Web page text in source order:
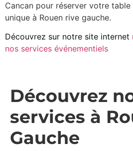
Cancan pour réserver votre
unique à Rouen rive gauche.
Découvrez sur notre site internet
nos services événementiels
Découvrez
services à
Gauche